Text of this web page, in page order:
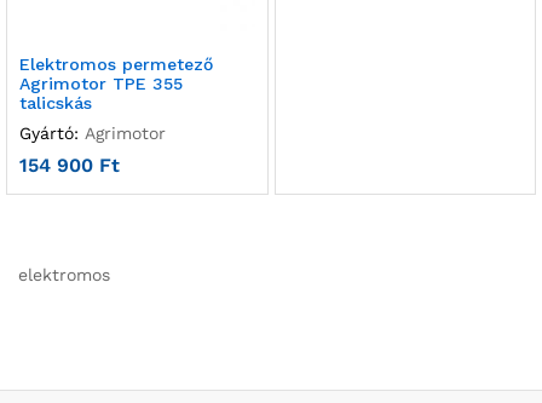
Elektromos permetező
Agrimotor TPE 355
talicskás
Gyártó: Agrimotor
154 900 Ft
elektromos